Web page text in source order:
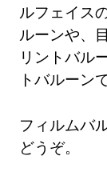
ルフェイス
ルーンや、
リントバル
トバルーン
フィルムバ
どうぞ。